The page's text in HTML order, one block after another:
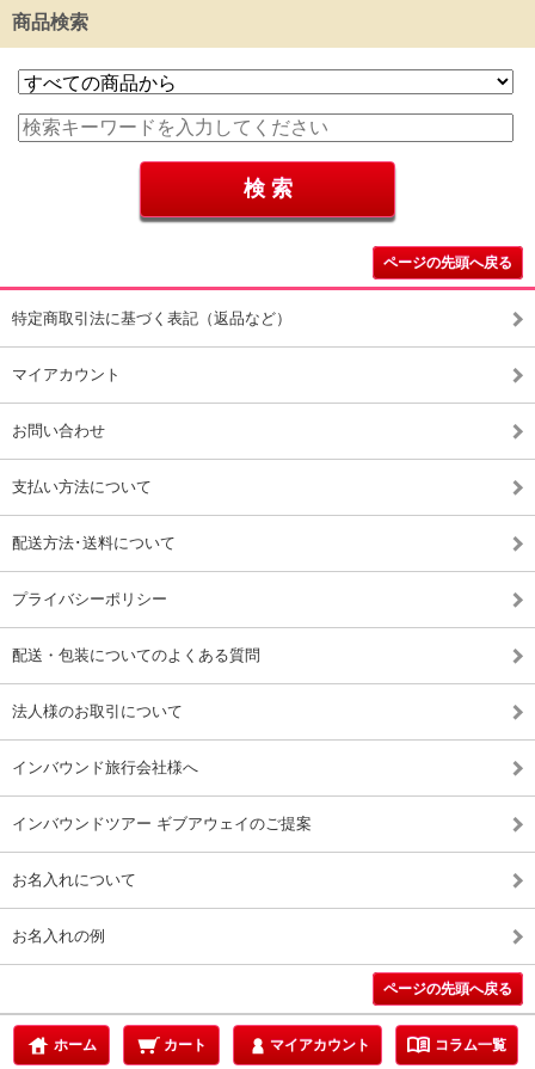
商品検索
ページの先頭へ戻る
特定商取引法に基づく表記（返品など）
マイアカウント
お問い合わせ
支払い方法について
配送方法･送料について
プライバシーポリシー
配送・包装についてのよくある質問
法人様のお取引について
インバウンド旅行会社様へ
インバウンドツアー ギブアウェイのご提案
お名入れについて
お名入れの例
ページの先頭へ戻る
ホーム カート マイアカウント menu_book コラム一覧